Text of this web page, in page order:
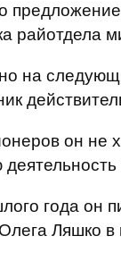
райотдела
на
он не
года он
Ляшко